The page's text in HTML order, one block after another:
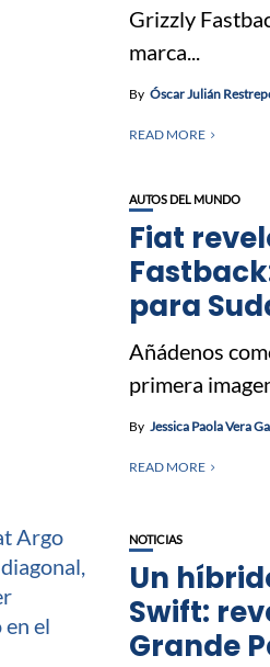
Grizzly
marca...
By Óscar Julián
READ MORE
AUTOS DEL MUNDO
Fiat
para
Añádenos
primera
By Jessica Paola Vera
READ MORE
NOTICIAS
Un
Swift:
Grande